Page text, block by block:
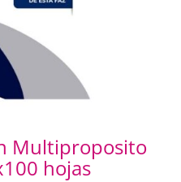
Multiproposito
hojas